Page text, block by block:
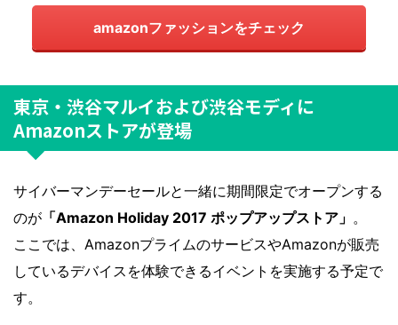
amazonファッションをチェック
東京・渋谷マルイおよび渋谷モディに
Amazonストアが登場
サイバーマンデーセールと一緒に期間限定でオープンする
のが 「Amazon Holiday 2017 ポップアップストア」 。
ここでは、AmazonプライムのサービスやAmazonが販売
しているデバイスを体験できるイベントを実施する予定で
す。